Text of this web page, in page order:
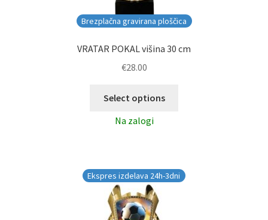
Brezplačna gravirana ploščica
VRATAR POKAL višina 30 cm
€28.00
Select options
Na zalogi
Ekspres izdelava 24h-3dni